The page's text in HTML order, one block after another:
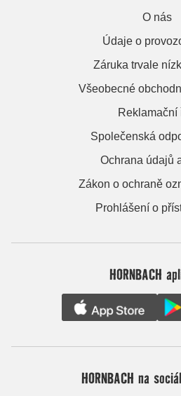
O nás
Údaje o
Záruka trvale
Všeobecné
Reklamační
Společenská
Ochrana údajů
Zákon o ochraně
Prohlášení o
HORNBACH
HORNBACH na